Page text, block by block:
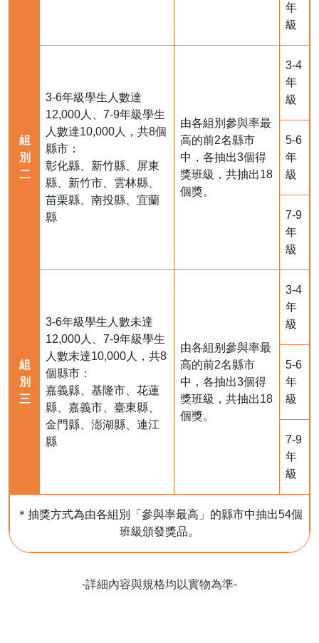
年
級
組
別
二
3-6年級學生人數達
12,000人、7-9年級學生
人數達10,000人，共8個
縣市：
彰化縣、新竹縣、屏東
縣、新竹市、雲林縣、
苗栗縣、南投縣、宜蘭
縣
由各組別參與率最
高的前2名縣市
中，各抽出3個得
獎班級，共抽出18
個獎。
3-4
年
級
5-6
年
級
7-9
年
級
組
別
三
3-6年級學生人數未達
12,000人、7-9年級學生
人數末達10,000人，共8
個縣市：
嘉義縣、基隆市、花蓮
縣、嘉義市、臺東縣、
金門縣、澎湖縣、連江
縣
由各組别參與率最
高的前2名縣市
中，各抽出3個得
獎班級，共抽出18
個獎。
3-4
年
級
5-6
年
級
7-9
年
級
＊抽獎方式為由各組別「參與率最高」的縣市中抽出54個
班級頒發獎品。
-詳細內容與規格均以實物為準-